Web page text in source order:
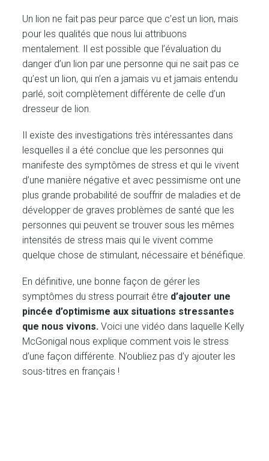
Un lion ne fait pas peur parce que c’est un lion, mais
pour les qualités que nous lui attribuons
mentalement. Il est possible que l’évaluation du
danger d’un lion par une personne qui ne sait pas ce
qu’est un lion, qui n’en a jamais vu et jamais entendu
parlé, soit complètement différente de celle d’un
dresseur de lion.
Il existe des investigations très intéressantes dans
lesquelles il a été conclue que les personnes qui
manifeste des symptômes de stress et qui le vivent
d’une manière négative et avec pessimisme ont une
plus grande probabilité de souffrir de maladies et de
développer de graves problèmes de santé que les
personnes qui peuvent se trouver sous les mêmes
intensités de stress mais qui le vivent comme
quelque chose de stimulant, nécessaire et bénéfique.
En définitive, une bonne façon de gérer les
symptômes du stress pourrait être d’ajouter une
pincée d’optimisme aux situations stressantes
que nous vivons.Voici une vidéo dans laquelle Kelly
McGonigal nous explique comment vois le stress
d’une façon différente. N’oubliez pas d’y ajouter les
sous-titres en français !